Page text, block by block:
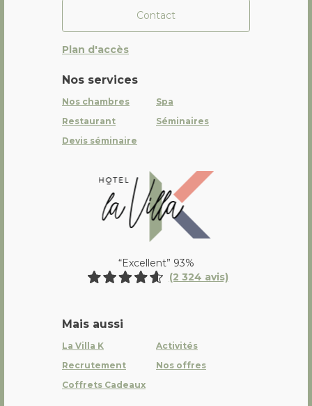
Contact
Plan d'accès
Nos services
Nos chambres
Spa
Restaurant
Séminaires
Devis séminaire
La Villa K Hôtel Spa Restaurant
“Excellent” 93%
(2 324 avis)
Mais aussi
La Villa K
Activités
Recrutement
Nos offres
Coffrets Cadeaux